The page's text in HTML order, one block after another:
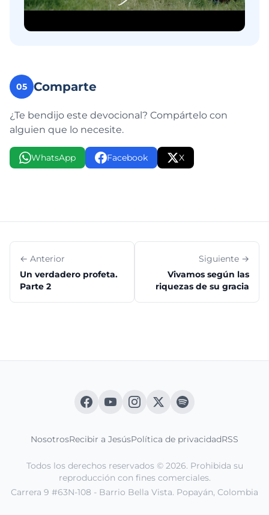
05 Comparte
¿Te bendijo este devocional? Compártelo con
alguien que lo necesite.
WhatsApp Facebook X
← Anterior
Un verdadero profeta.
Parte 2
Siguiente →
Vivamos según las
riquezas de su gracia
NosotrosRecibir a JesúsPolítica de privacidadRSS
Todos los derechos reservados © 2026. Prohibida su
reproducción con fines comerciales.
Carrera 9 #63N-108 - Barrio Bella Vista. Popayán, Colombia